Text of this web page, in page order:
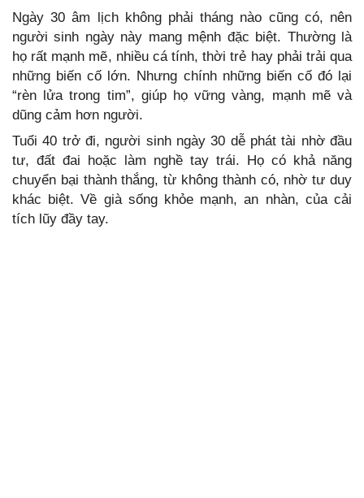
Ngày 30 âm lịch không phải tháng nào cũng có, nên
người sinh ngày này mang mệnh đặc biệt. Thường là
họ rất mạnh mẽ, nhiều cá tính, thời trẻ hay phải trải qua
những biến cố lớn. Nhưng chính những biến cố đó lại
“rèn lửa trong tim”, giúp họ vững vàng, mạnh mẽ và
dũng cảm hơn người.
Tuổi 40 trở đi, người sinh ngày 30 dễ phát tài nhờ đầu
tư, đất đai hoặc làm nghề tay trái. Họ có khả năng
chuyển bại thành thắng, từ không thành có, nhờ tư duy
khác biệt. Về già sống khỏe mạnh, an nhàn, của cải
tích lũy đầy tay.